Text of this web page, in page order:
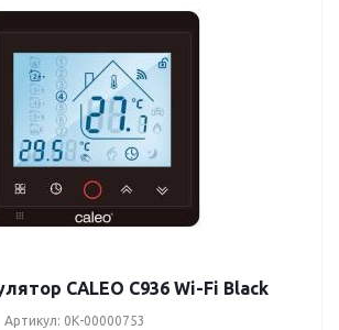
CALEO С936 Wi-Fi Black
Артикул: 0К-00000753